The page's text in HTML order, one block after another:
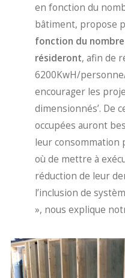
en fonction du
bâtiment, propose
fonction du
résideront, afin de
6200KwH/
encourager les
dimensionnés’. De
occupées auront
leur
où de mettre à
réduction de leur
l’inclusion de
», nous explique